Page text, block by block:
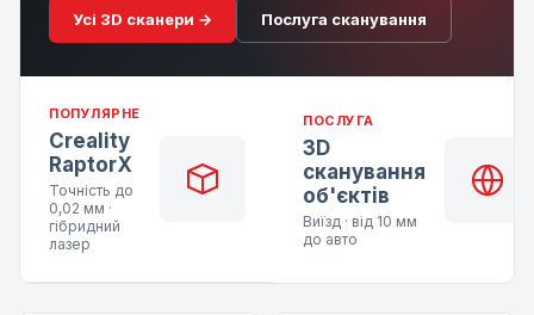
Усі 3D сканери → Послуга сканування
ПОПУЛЯРНЕ
Creality
RaptorX
Точність до
0,02 мм ·
гібридний
лазер
ПОСЛУГА
3D
сканування
об'єктів
Виїзд · від 10 мм
до авто